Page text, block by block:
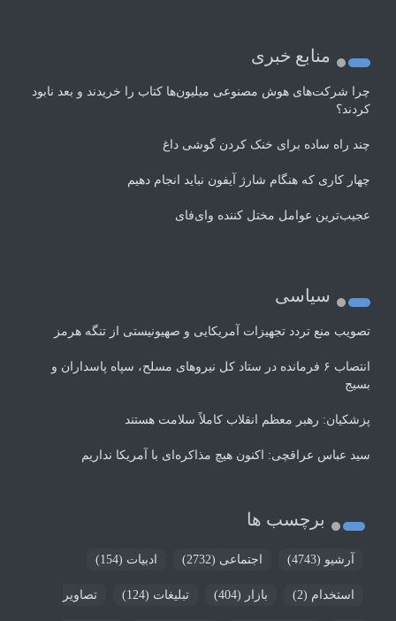
منابع خبری
چرا شرکت‌های هوش مصنوعی میلیون‌ها کتاب را خریدند و بعد نابود
کردند؟
چند راه‌ ساده برای خنک کردن گوشی داغ
چهار کاری که هنگام شارژ آیفون نباید انجام دهیم
عجیب‌ترین عوامل مختل کننده وای‌فای
سیاسی
تصویب منع تردد تجهیزات آمریکایی و صهیونیستی از تنگه هرمز
انتصاب ۶ فرمانده در ستاد کل نیروهای مسلح، سپاه پاسداران و
بسیج
پزشکیان: رهبر معظم انقلاب کاملاً سلامت هستند
سید عباس عراقچی: اکنون هیچ مذاکره‌ای با آمریکا نداریم
برچسب ها
آرشیو (4743) اجتماعی (2732) ادبیات (154)
استخدام (2) بازار (404) تبلیغات (124) تصاویر